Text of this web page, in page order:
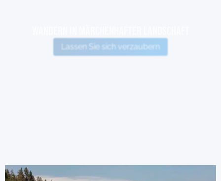
Lassen Sie sich verzaubern